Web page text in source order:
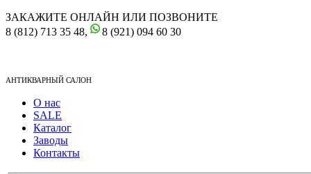
ЗАКАЖИТЕ ОНЛАЙН ИЛИ ПОЗВОНИТЕ
8 (812) 713 35 48,
8 (921) 094 60 30
АНТИКВАРНЫЙ САЛОН
О нас
SALE
Каталог
Заводы
Контакты